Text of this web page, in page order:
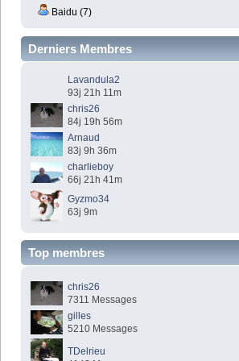
Baidu (7)
Derniers Membres
Lavandula2
93j 21h 11m
chris26
84j 19h 56m
Arnaud
83j 9h 36m
charlieboy
66j 21h 41m
Gyzmo34
63j 9m
Top membres
chris26
7311 Messages
gilles
5210 Messages
TDelrieu